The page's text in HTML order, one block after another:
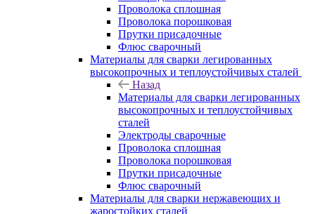
Проволока сплошная
Проволока порошковая
Прутки присадочные
Флюс сварочный
Материалы для сварки легированных
высокопрочных и теплоустойчивых сталей
Назад
Материалы для сварки легированных
высокопрочных и теплоустойчивых
сталей
Электроды сварочные
Проволока сплошная
Проволока порошковая
Прутки присадочные
Флюс сварочный
Материалы для сварки нержавеющих и
жаростойких сталей